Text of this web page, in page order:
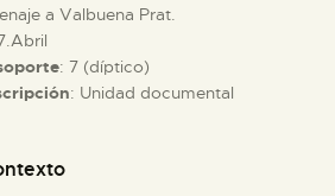
a Valbuena Prat.
: 7 (díptico)
: Unidad documental